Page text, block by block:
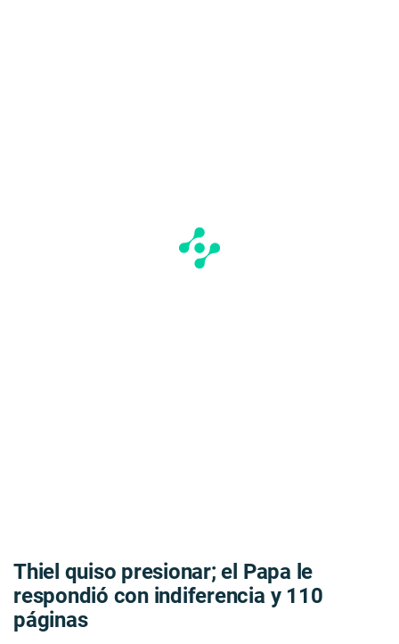
Thiel quiso presionar; el Papa le
respondió con indiferencia y 110
páginas